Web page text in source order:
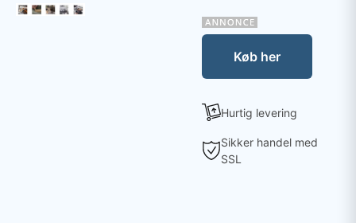
Køb her
Hurtig levering
Sikker handel med
SSL